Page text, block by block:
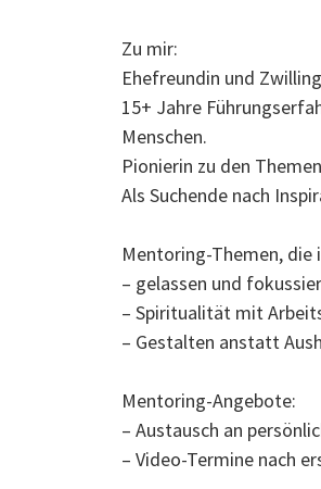
Zu mir:
Ehefreundin und
15+ Jahre
Menschen.
Pionierin zu den
Als Suchende nach
Mentoring-Themen, die
– gelassen und
– Spiritualität mit
– Gestalten anstatt
Mentoring-Angebote:
– Austausch an
– Video-Termine nach